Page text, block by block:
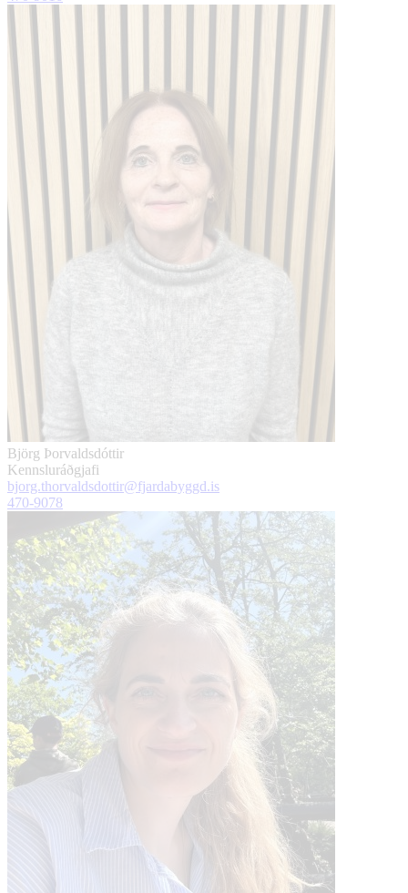
Björg Þorvaldsdóttir
Kennsluráðgjafi
bjorg.thorvaldsdottir@fjardabyggd.is
470-9078